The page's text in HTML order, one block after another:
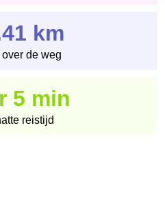
km
de weg
5 min
reistijd